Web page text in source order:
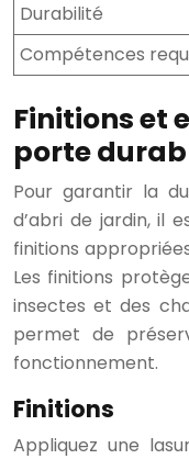
Durabilité
Compétences
Finitions et
porte
Pour garantir la
d’abri de jardin, il
finitions
Les finitions
insectes et des
permet de
fonctionnement.
Finitions
Appliquez une